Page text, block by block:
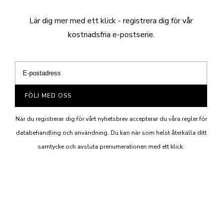
Lär dig mer med ett klick - registrera dig för vår
kostnadsfria e-postserie.
FÖLJ MED OSS
När du registrerar dig för vårt nyhetsbrev accepterar du våra regler för
databehandling och användning. Du kan när som helst återkalla ditt
samtycke och avsluta prenumerationen med ett klick.